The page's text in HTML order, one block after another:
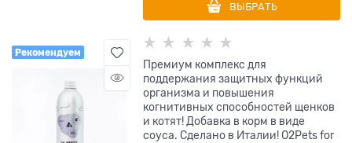
ВЫБРАТЬ
Рекомендуем
Премиум комплекс для
поддержания защитных функций
организма и повышения
когнитивных способностей щенков
и котят! Добавка в корм в виде
соуса. Сделано в Италии! О2Pets for